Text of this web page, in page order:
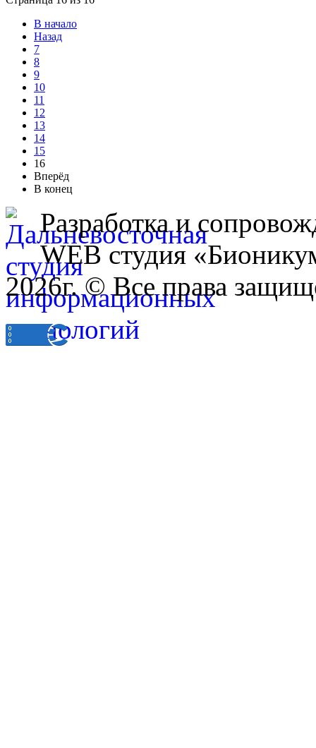
В начало
Назад
7
8
9
10
11
12
13
14
15
16
Вперёд
В конец
Разработка и
WEB студия
2026г. © Все права